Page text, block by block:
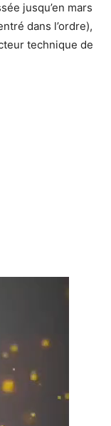
jusqu’en mars
dans l’ordre),
technique de